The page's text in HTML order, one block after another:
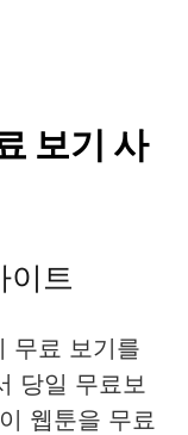
보기 사
이트
무료 보기를
당일 무료보
웹툰을 무료